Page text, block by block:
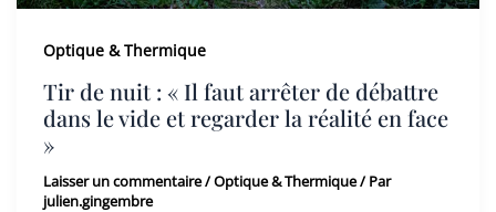
Optique & Thermique
Tir de nuit : « Il faut arrêter de débattre
dans le vide et regarder la réalité en face
»
Laisser un commentaire/Optique & Thermique/ Par
julien.gingembre